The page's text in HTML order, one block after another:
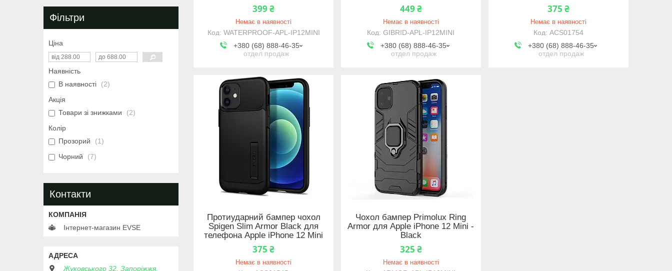
399 ₴
Немає в наявності
WATERPROOF-APL-IP12MINI
+380 (68) 888-46-35
отдел продаж
449 ₴
Немає в наявності
GIBRID-APL-IP12MINI
+380 (68) 888-46-35
отдел продаж
375 ₴
Немає в наявності
ACS01754
+380 (68) 888-46-35
отдел продаж
Протиударний бампер чохол
Spigen Slim Armor Black для
телефона Apple iPhone 12 Mini
375 ₴
Немає в наявності
Чохол бампер Primolux Ring
Armor для Apple iPhone 12 Mini -
Black
325 ₴
Немає в наявності
Фільтри
Ціна
Наявність
В наявності
2
Акція
Товари зі знижками
2
Колір
Прозорий
1
Чорний
7
Контакти
Інтернет-магазин EVSE
Жуковського 32, Запоріжжя,